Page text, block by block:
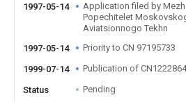
1997-05-14
Application filed by
Popechitelet
Aviatsionnogo Tekhn
1997-05-14
Priority to CN 97195733
1999-07-14 Publication of
Status Pending